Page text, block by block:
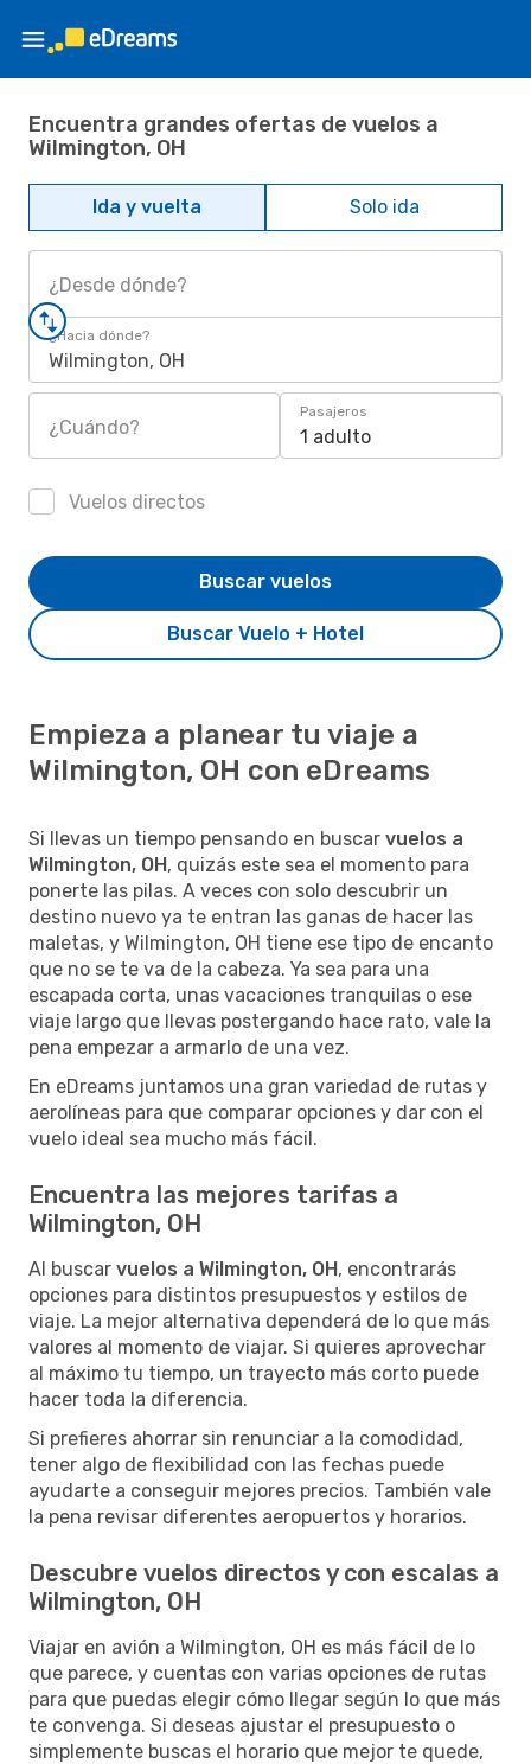
Encuentra grandes ofertas de vuelos a
Wilmington, OH
Ida y vuelta Solo ida
¿Desde dónde?
¿Hacia dónde?
Wilmington, OH
¿Cuándo?
Pasajeros
1 adulto
Vuelos directos
Buscar Vuelo + Hotel
Buscar vuelos
Empieza a planear tu viaje a
Wilmington, OH con eDreams
Si llevas un tiempo pensando en buscar vuelos a
Wilmington, OH, quizás este sea el momento para
ponerte las pilas. A veces con solo descubrir un
destino nuevo ya te entran las ganas de hacer las
maletas, y Wilmington, OH tiene ese tipo de encanto
que no se te va de la cabeza. Ya sea para una
escapada corta, unas vacaciones tranquilas o ese
viaje largo que llevas postergando hace rato, vale la
pena empezar a armarlo de una vez.
En eDreams juntamos una gran variedad de rutas y
aerolíneas para que comparar opciones y dar con el
vuelo ideal sea mucho más fácil.
Encuentra las mejores tarifas a
Wilmington, OH
Al buscar vuelos a Wilmington, OH, encontrarás
opciones para distintos presupuestos y estilos de
viaje. La mejor alternativa dependerá de lo que más
valores al momento de viajar. Si quieres aprovechar
al máximo tu tiempo, un trayecto más corto puede
hacer toda la diferencia.
Si prefieres ahorrar sin renunciar a la comodidad,
tener algo de flexibilidad con las fechas puede
ayudarte a conseguir mejores precios. También vale
la pena revisar diferentes aeropuertos y horarios.
Descubre vuelos directos y con escalas a
Wilmington, OH
Viajar en avión a Wilmington, OH es más fácil de lo
que parece, y cuentas con varias opciones de rutas
para que puedas elegir cómo llegar según lo que más
te convenga. Si deseas ajustar el presupuesto o
simplemente buscas el horario que mejor te quede,